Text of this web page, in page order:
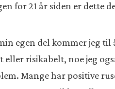
for 21 år siden er dette
egen del kommer jeg
eller risikabelt, noe jeg
Mange har positive